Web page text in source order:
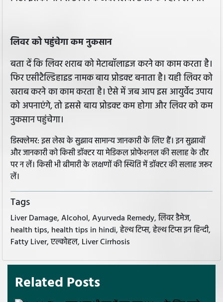
लिवर को पहुंचेगा कम नुकसान
बता दें कि लिवर शराब को मेटाबॉलाइज करने का काम करता है।
फिर एसीटैल्डिहाइड नामक बाय प्रोडक्ट बनाता है। यही लिवर को
खराब करने का काम करता है। ऐसे में जब आप इस आयुर्वेद उपाय
को अपनाएंगे, तो इससे बाय प्रोडक्ट कम होगा और लिवर को कम
नुकसान पहुंचेगा।
डिस्क्लेमर: इस लेख के सुझाव सामान्य जानकारी के लिए हैं। इन सुझावों
और जानकारी को किसी डॉक्टर या मेडिकल प्रोफेशनल की सलाह के तौर
पर न लें। किसी भी बीमारी के लक्षणों की स्थिति में डॉक्टर की सलाह जरूर
लें।
Tags
Liver Damage, Alcohol, Ayurveda Remedy, लिवर डैमेज,
health tips, health tips in hindi, हेल्थ टिप्स, हेल्थ टिप्स इन हिन्दी,
Fatty Liver, एल्कोहल, Liver Cirrhosis
Related Posts